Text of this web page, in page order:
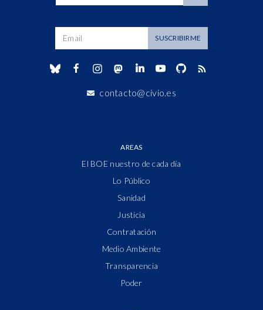
Dirección de correo SUSCRIBIRME
contacto@civio.es
AREAS
El BOE nuestro de cada día
Lo Público
Sanidad
Justicia
Contratación
Medio Ambiente
Transparencia
Poder